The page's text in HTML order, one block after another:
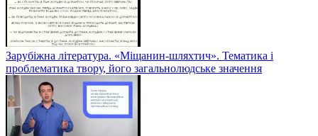
Зарубіжна література. «Міщанин-шляхтич». Тематика і
проблематика твору, його загальнолюдське значення